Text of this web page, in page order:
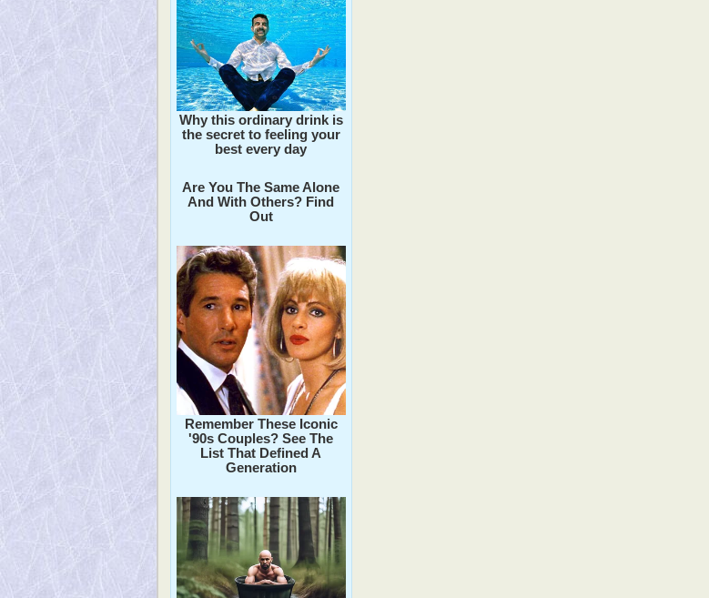
Why this ordinary drink is
the secret to feeling your
best every day
Are You The Same Alone
And With Others? Find
Out
Remember These Iconic
'90s Couples? See The
List That Defined A
Generation